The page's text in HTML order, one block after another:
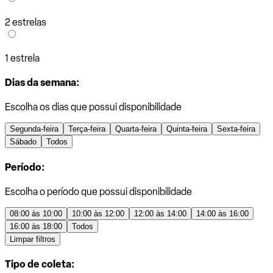
2 estrelas
1 estrela
Dias da semana:
Escolha os dias que possui disponibilidade
Segunda-feira Terça-feira Quarta-feira Quinta-feira
Sexta-feira
Sábado
Todos
Período:
Escolha o período que possui disponibilidade
08:00 às 10:00 10:00 às 12:00 12:00 às 14:00
14:00 às 16:00
16:00 às 18:00
Todos
Limpar filtros
Tipo de coleta: